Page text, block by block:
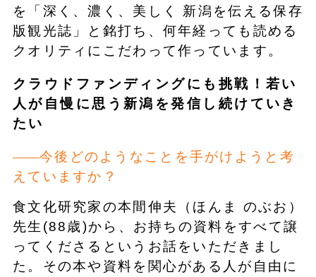
を「深く、濃く、美しく 新潟を伝える保存
版観光誌」と銘打ち、何年経っても読める
クオリティにこだわって作っています。
クラウドファンディングにも挑戦！若い
人が自慢に思う新潟を発信し続けていき
たい
今後どのようなことを手がけようと考
えていますか？
食文化研究家の本間伸夫（ほんま のぶお）
先生(88歳)から、お持ちの資料をすべて譲
ってくださるというお話をいただきまし
た。その本や資料を関心がある人が自由に